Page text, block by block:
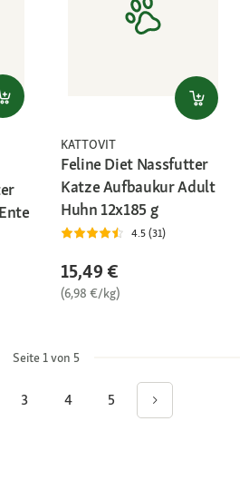
KATTOVIT
Feline Diet Nassfutter
Katze Aufbaukur Adult
Huhn 12x185 g
4.5 (31)
15,49 €
(6,98 €/kg)
Seite 1 von 5
3 4 5